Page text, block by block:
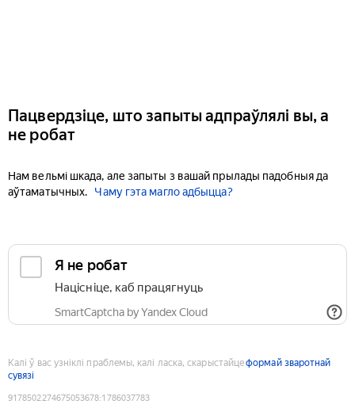
Пацвердзіце, што запыты адпраўлялі вы, а
не робат
Нам вельмі шкада, але запыты з вашай прылады падобныя да
аўтаматычных.
Чаму гэта магло адбыцца?
Я не робат
Націсніце, каб працягнуць
SmartCaptcha by Yandex Cloud
Калі ў вас узніклі праблемы, калі ласка, скарыстайцеформай зваротнай
сувязі
9178502274675053678:1786037783